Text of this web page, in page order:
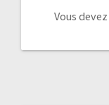
Vous devez